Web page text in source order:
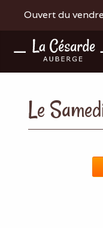
Ouvert du
Le